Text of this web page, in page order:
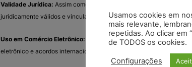
Validade Jurídica: Assim como os contratos entre presentes, os
juridicamente válidos e vinculantes, desde que cumpram os
Uso em Comércio Eletrônico: Esse tipo de contrato é muito
eletrônico e acordos internacionais.
Usamos cookies em
mais relevante,
repetidas. Ao clicar em
de TODOS os cookies.
Configurações